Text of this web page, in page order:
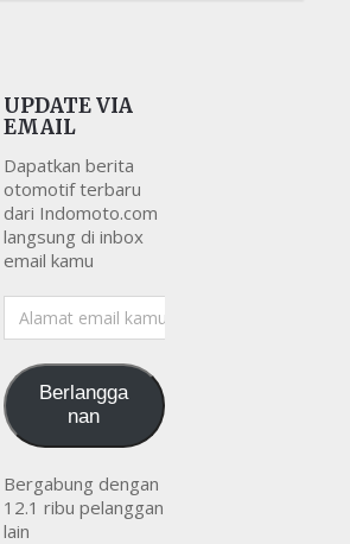
UPDATE VIA
EMAIL
Dapatkan berita
otomotif terbaru
dari Indomoto.com
langsung di inbox
email kamu
Alamat
email
Berlangga
nan
Bergabung dengan
12.1 ribu pelanggan
lain